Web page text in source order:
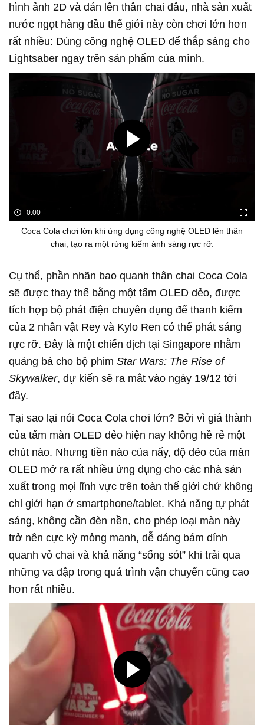
hình ảnh 2D và dán lên thân chai đâu, nhà sản xuất
nước ngọt hàng đầu thế giới này còn chơi lớn hơn
rất nhiều: Dùng công nghệ OLED để thắp sáng cho
Lightsaber ngay trên sản phẩm của mình.
0:00
Coca Cola chơi lớn khi ứng dụng công nghệ OLED lên thân
chai, tạo ra một rừng kiếm ánh sáng rực rỡ.
Cụ thể, phần nhãn bao quanh thân chai Coca Cola
sẽ được thay thế bằng một tấm OLED dẻo, được
tích hợp bộ phát điện chuyên dụng để thanh kiếm
của 2 nhân vật Rey và Kylo Ren có thể phát sáng
rực rỡ. Đây là một chiến dịch tại Singapore nhằm
quảng bá cho bộ phim Star Wars: The Rise of
Skywalker, dự kiến sẽ ra mắt vào ngày 19/12 tới
đây.
Tại sao lại nói Coca Cola chơi lớn? Bởi vì giá thành
của tấm màn OLED dẻo hiện nay không hề rẻ một
chút nào. Nhưng tiền nào của nấy, độ dẻo của màn
OLED mở ra rất nhiều ứng dụng cho các nhà sản
xuất trong mọi lĩnh vực trên toàn thế giới chứ không
chỉ giới hạn ở smartphone/tablet. Khả năng tự phát
sáng, không cần đèn nền, cho phép loại màn này
trở nên cực kỳ mỏng manh, dễ dáng bám dính
quanh vỏ chai và khả năng “sống sót” khi trải qua
những va đập trong quá trình vận chuyển cũng cao
hơn rất nhiều.